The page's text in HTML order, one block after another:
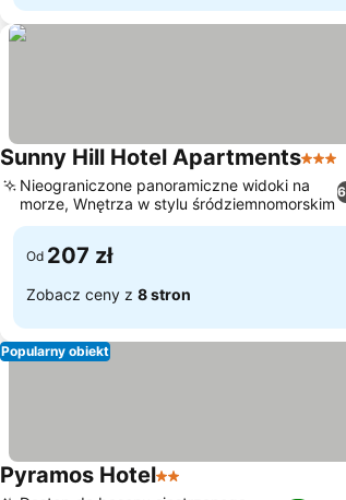
Sunny Hill Hotel Apartments3
Nieograniczone panoramiczne widoki na
morze, Wnętrza w stylu śródziemnomorskim
Od 207 zł
Zobacz ceny z 8 stron
Popularny obiekt
Pyramos Hotel2 Kategoria